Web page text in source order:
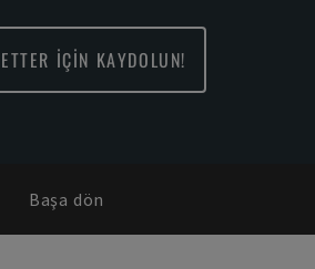
İÇİN KAYDOLUN!
Başa dön